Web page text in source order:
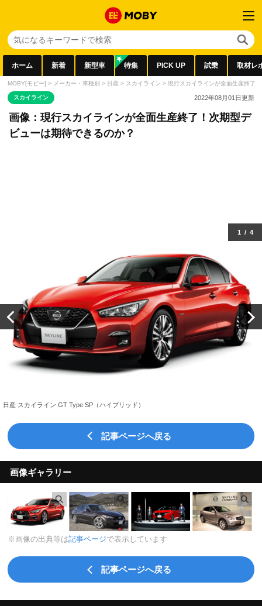
ホーム 新着 新型車 特集 PICK UP 試乗 取材レ
MOBY[モビー] > メーカー・車種別 > 日産 > スカイライン > 現行スカイラインが全面生産終了
スカイライン 2022年08月01日更新
画像：現行スカイラインが全面生産終了！次期型デ
ビューは期待できるのか？
日産 スカイライン GT Type SP（ハイブリッド）
1 / 4
記事ページへ戻る
画像ギャラリー
※画像の出典等は記事ページで表示しています
記事ページへ戻る